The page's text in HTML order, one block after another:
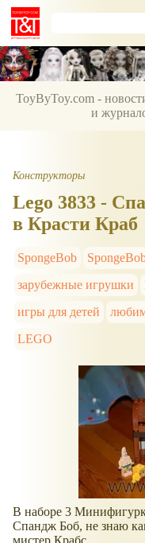
ToyByToy.com -
и
Конструкторы
Lego 3833 -
в Красти Краб
SpongeBob
зарубежные игрушки
игры для детей
LEGO
В наборе 3
Спандж Боб, не знаю
мистер Крабс.